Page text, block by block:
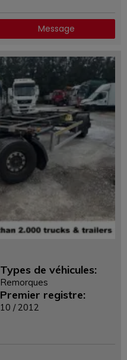
Message
Types de véhicules:
Remorques
Premier registre:
10 / 2012